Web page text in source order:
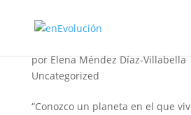
porElena Méndez Díaz-Villabella
Uncategorized
“Conozco un planeta en el que